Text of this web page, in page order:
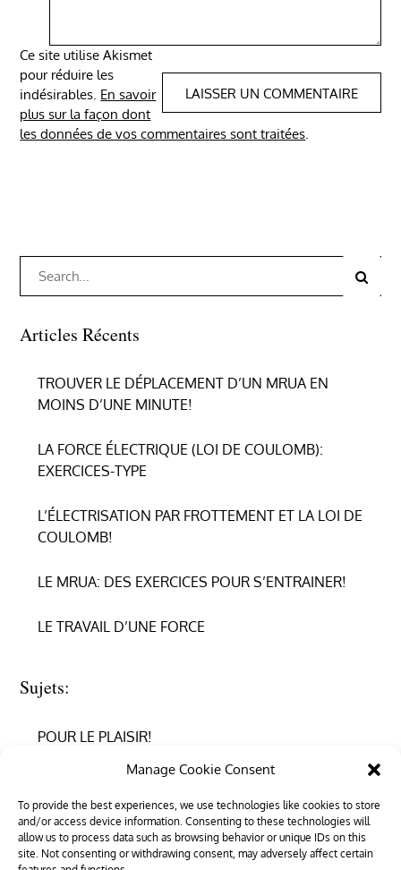
Manage Cookie Consent
To provide the best experiences, we use technologies like cookies to store
and/or access device information. Consenting to these technologies will
allow us to process data such as browsing behavior or unique IDs on this
site. Not consenting or withdrawing consent, may adversely affect certain
Ce site utilise Akismet
pour réduire les
indésirables. En savoir
plus sur la façon dont
les données de vos commentaires sont traitées.
for:
Search
Articles Récents
TROUVER LE DÉPLACEMENT D’UN MRUA EN
MOINS D’UNE MINUTE!
LA FORCE ÉLECTRIQUE (LOI DE COULOMB):
EXERCICES-TYPE
L’ÉLECTRISATION PAR FROTTEMENT ET LA LOI DE
COULOMB!
LE MRUA: DES EXERCICES POUR S’ENTRAINER!
LE TRAVAIL D’UNE FORCE
Sujets:
POUR LE PLAISIR!
REPRENDRE CONFIANCE
RÉUSSIR EN PHYSIQUE